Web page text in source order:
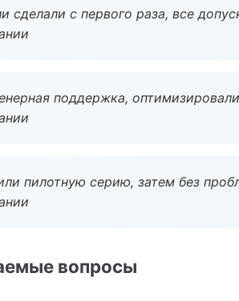
сделали с первого раза, все
поддержка,
пилотную серию, затем без
вопросы